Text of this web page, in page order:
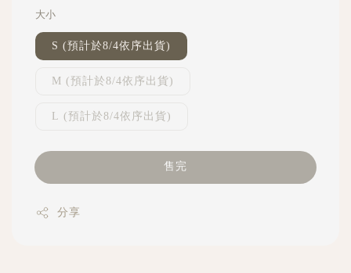
大小
S (預計於8/4依序出貨)
M (預計於8/4依序出貨)
L (預計於8/4依序出貨)
售完
分享